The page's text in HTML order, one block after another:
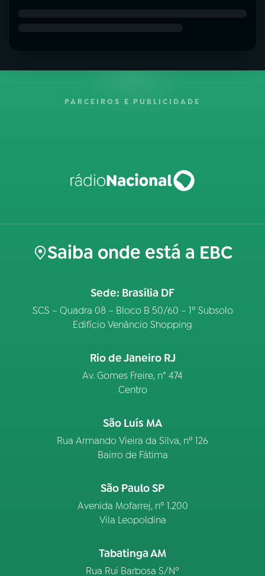
PARCEIROS E PUBLICIDADE
Saiba onde está a EBC
Sede: Brasília DF
SCS – Quadra 08 – Bloco B 50/60 – 1º Subsolo
Edifício Venâncio Shopping
Rio de Janeiro RJ
Av. Gomes Freire, n° 474
Centro
São Luís MA
Rua Armando Vieira da Silva, nº 126
Bairro de Fátima
São Paulo SP
Avenida Mofarrej, nº 1.200
Vila Leopoldina
Tabatinga AM
Rua Rui Barbosa S/Nº